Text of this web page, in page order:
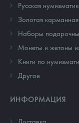
Русская
Золотая
Наборы
Монеты и жетоны
Книги по
Другое
ИНФОРМАЦИЯ